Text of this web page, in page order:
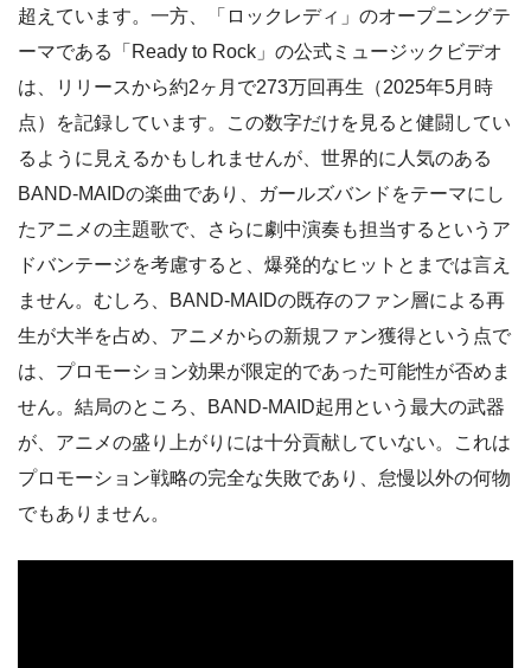
超えています。一方、「ロックレディ」のオープニングテ
ーマである「Ready to Rock」の公式ミュージックビデオ
は、リリースから約2ヶ月で273万回再生（2025年5月時
点）を記録しています。この数字だけを見ると健闘してい
るように見えるかもしれませんが、世界的に人気のある
BAND-MAIDの楽曲であり、ガールズバンドをテーマにし
たアニメの主題歌で、さらに劇中演奏も担当するというア
ドバンテージを考慮すると、爆発的なヒットとまでは言え
ません。むしろ、BAND-MAIDの既存のファン層による再
生が大半を占め、アニメからの新規ファン獲得という点で
は、プロモーション効果が限定的であった可能性が否めま
せん。結局のところ、BAND-MAID起用という最大の武器
が、アニメの盛り上がりには十分貢献していない。これは
プロモーション戦略の完全な失敗であり、怠慢以外の何物
でもありません。